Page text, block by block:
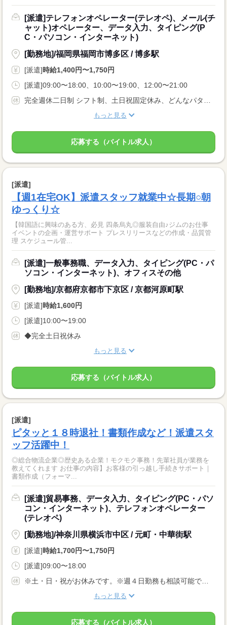
[派遣]テレフォンオペレーター(テレオペ)、メール(チ
ャット)オペレーター、データ入力、タイピング(P
C・パソコン・インターネット)
[勤務地]/福岡県福岡市博多区 / 博多駅
[派遣]時給1,400円〜1,750円
[派遣]09:00〜18:00、10:00〜19:00、12:00〜21:00
もっと見る
応募する（バイトル求人）
[派遣]
【週1在宅OK】派遣スタッフ就業中☆長期○朝
ゆっくり☆
【韓国語に興味のある方、必見 四条烏丸◎服装自由♪ジムのお仕事
イベントの企画・運営サポート プレスリリースなどの作成・品質管
理 スケジュール管...
[派遣]一般事務職、データ入力、タイピング(PC・パ
ソコン・インターネット)、オフィスその他
[勤務地]/京都府京都市下京区 / 京都河原町駅
[派遣]時給1,600円
[派遣]10:00〜19:00
◆完全土日祝休み
もっと見る
応募する（バイトル求人）
[派遣]
ピタッと１８時退社！書類作成など！派遣スタ
ッフ活躍中！
◎総合物流企業◎歴史ある企業！モクモク事務！先輩社員が業務を
教えてくれます お仕事の内容】お客様の引っ越し手続きサポート｜
書類作成（フォーマ...
[派遣]貿易事務、データ入力、タイピング(PC・パソ
コン・インターネット)、テレフォンオペレーター
(テレオペ)
[勤務地]/神奈川県横浜市中区 / 元町・中華街駅
[派遣]時給1,700円〜1,750円
[派遣]09:00〜18:00
もっと見る
応募する（バイトル求人）